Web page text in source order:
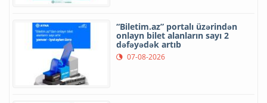
“Biletim.az” portalı üzərindən
onlayn bilet alanların sayı 2
dəfəyədək artıb
07-08-2026